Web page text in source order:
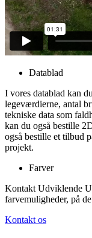
Datablad
I vores datablad kan
legeværdierne, antal
tekniske data som
kan du også bestille
også bestille et tilbud
projekt.
Farver
Kontakt Udviklende
farvemuligheder, på
Kontakt os